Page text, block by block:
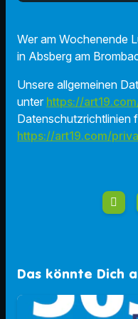
play_arrow
00:00
Wer am Wochenende
in Absberg am
Unsere allgemeinen
unter https://
Datenschutzrichtlinien
https://art19.com/
Das könnte Dich